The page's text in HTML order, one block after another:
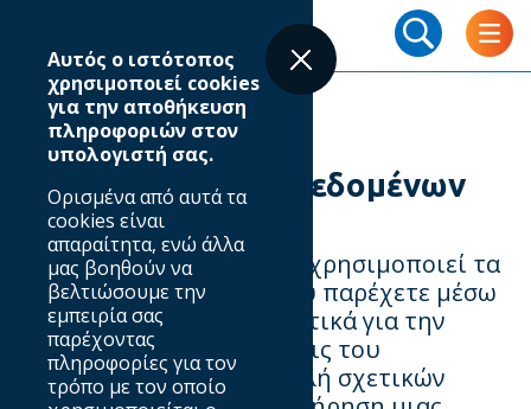
main
content
Πολιτική χρήσης δεδομένων
Ο ΙΑΒ Hellas συλλέγει και χρησιμοποιεί τα
προσωπικά δεδομένα που παρέχετε μέσω
τουwww.iab.gr
αποκλειστικά για την
εγγραφή σας σε εκδηλώσεις του
Οργανισμού, την αποστολή σχετικών
Αυτός ο ιστότοπος
χρησιμοποιεί cookies
για την αποθήκευση
πληροφοριών στον
υπολογιστή σας.
Ορισμένα από αυτά τα
cookies είναι
απαραίτητα, ενώ άλλα
μας βοηθούν να
βελτιώσουμε την
εμπειρία σας
παρέχοντας
πληροφορίες για τον
τρόπο με τον οποίο